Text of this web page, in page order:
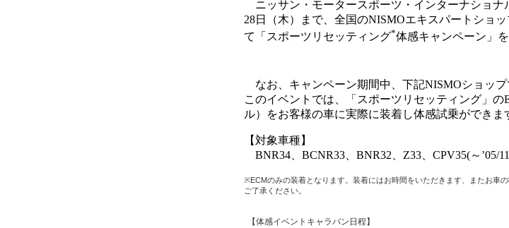
ニッサン・モータースポーツ・インターナショナ
28日（木）まで、全国のNISMOエキスパートショ
て「スポーツリセッティング*体感キャンペーン」
なお、キャンペーン期間中、下記NISMOショップ
このイベントでは、「スポーツリセッティング」
ル）をお客様の車に実際に装着し体感試乗ができま
【対象車種】
BNR34、BCNR33、BNR32、Z33、CPV35(～’05/
※ECMのみの装着となります。装着にはお時間をいただきます、またお車
ご了承ください。
【体感イベントキャラバン日程】